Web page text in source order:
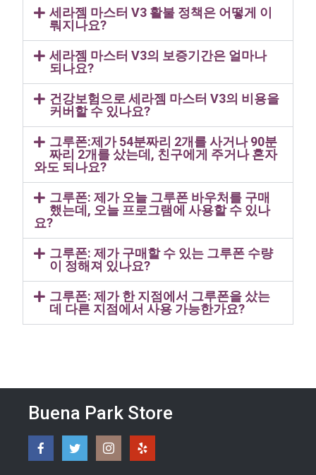
세라젬 마스터 V3 활불 정책은 어떻게 이
뤄지나요?
세라젬 마스터 V3의 보증기간은 얼마나
되나요?
건강보험으로 세라젬 마스터 V3의 비용을
커버할 수 있나요?
그루폰:제가 54분짜리 2개를 사거나 90분
짜리 2개를 샀는데, 친구에게 주거나 혼자
와도 되나요?
그루폰: 제가 오늘 그루폰 바우처를 구매
했는데, 오늘 프로그램에 사용할 수 있나
요?
그루폰: 제가 구매할 수 있는 그루폰 수량
이 정해져 있나요?
그루폰: 제가 한 지점에서 그루폰을 샀는
데 다른 지점에서 사용 가능한가요?
Buena Park Store